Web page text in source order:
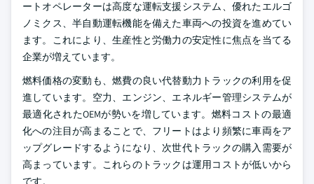
ートオペレーターは高度な運転支援システム、優れたエルゴ
ノミクス、半自動運転機能を備えた車両への投資を進めてい
ます。これにより、生産性と労働力の安定性に焦点を当てる
企業が増えています。
燃料価格の変動も、燃費の良い代替動力トラックの利用を促
進しています。空力、エンジン、エネルギー管理システムが
最適化されたOEMが勢いを増しています。燃料コストの最適
化への注目が高まることで、フリートはより頻繁に車両をア
ップグレードするようになり、次世代トラックの購入需要が
高まっています。これらのトラックは運用コストが低いから
です。